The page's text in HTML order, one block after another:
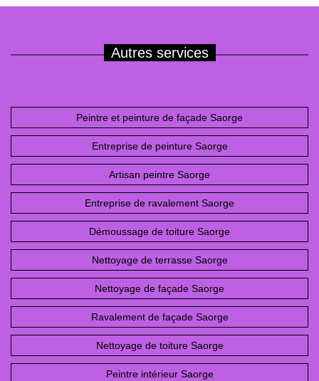
Autres services
Peintre et peinture de façade Saorge
Entreprise de peinture Saorge
Artisan peintre Saorge
Entreprise de ravalement Saorge
Démoussage de toiture Saorge
Nettoyage de terrasse Saorge
Nettoyage de façade Saorge
Ravalement de façade Saorge
Nettoyage de toiture Saorge
Peintre intérieur Saorge